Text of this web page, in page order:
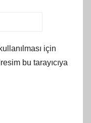
için
bu tarayıcıya